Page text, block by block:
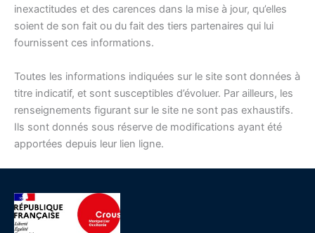
inexactitudes et des carences dans la mise à jour, qu’elles
soient de son fait ou du fait des tiers partenaires qui lui
fournissent ces informations.
Toutes les informations indiquées sur le site sont données à
titre indicatif, et sont susceptibles d’évoluer. Par ailleurs, les
renseignements figurant sur le site ne sont pas exhaustifs.
Ils sont donnés sous réserve de modifications ayant été
apportées depuis leur lien ligne.